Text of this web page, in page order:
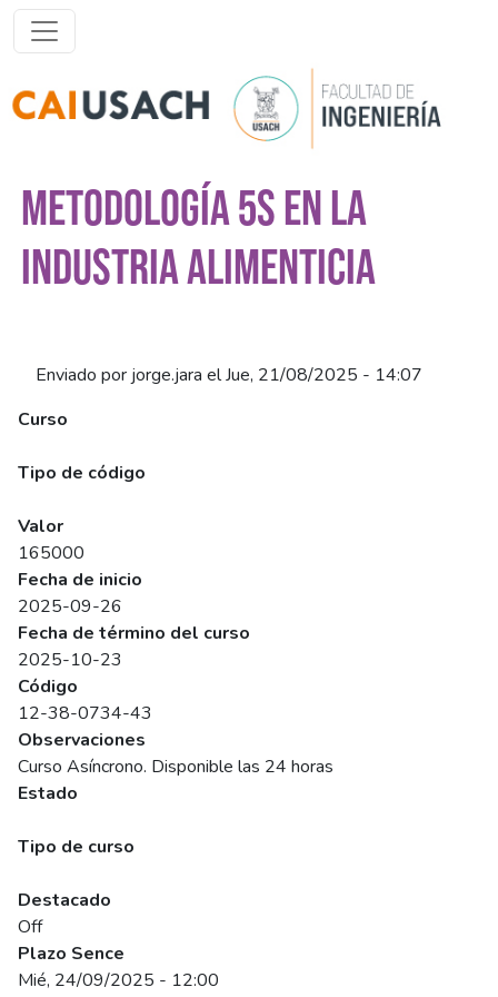
Pasar al contenido principal
METODOLOGÍA 5S EN LA
INDUSTRIA ALIMENTICIA
Enviado por jorge.jara elJue, 21/08/2025 - 14:07
Curso
Tipo de código
Valor
165000
Fecha de inicio
2025-09-26
Fecha de término del curso
2025-10-23
Código
12-38-0734-43
Observaciones
Curso Asíncrono. Disponible las 24 horas
Estado
Tipo de curso
Destacado
Off
Plazo Sence
Mié, 24/09/2025 - 12:00